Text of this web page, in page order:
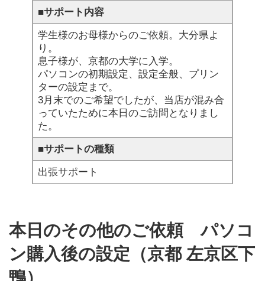
■サポート内容
学生様のお母様からのご依頼。大分県よ
り。
息子様が、京都の大学に入学。
パソコンの初期設定、設定全般、プリン
ターの設定まで。
3月末でのご希望でしたが、当店が混み合
っていたために本日のご訪問となりまし
た。
■サポートの種類
出張サポート
本日のその他のご依頼 パソコ
ン購入後の設定（京都 左京区下